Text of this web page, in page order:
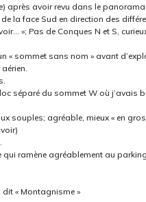
après avoir revu dans le
la face Sud en direction des
»; Pas de Conques N et S,
« sommet sans nom » avant
séparé du sommet W où j’avais
souples; agréable, mieux « en
ramène agréablement au
« Montagnisme »